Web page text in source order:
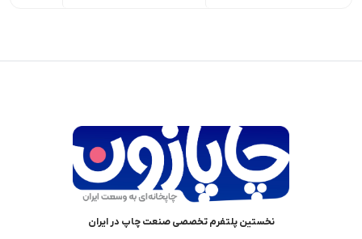
نخستین پلتفرم تخصصی صنعت چاپ در ایران